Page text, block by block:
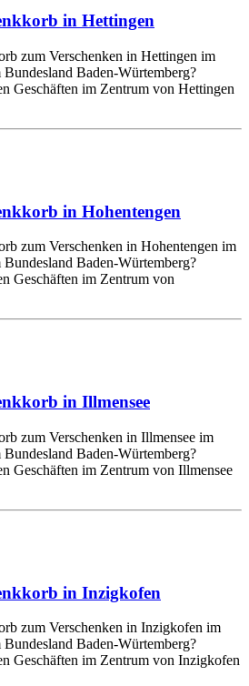
in Hettingen
zum Verschenken in Hettingen im
Baden-Würtemberg?
Geschäften im Zentrum von Hettingen
in Hohentengen
zum Verschenken in Hohentengen im
Baden-Würtemberg?
Geschäften im Zentrum von
in Illmensee
zum Verschenken in Illmensee im
Baden-Würtemberg?
Geschäften im Zentrum von Illmensee
in Inzigkofen
zum Verschenken in Inzigkofen im
Baden-Würtemberg?
Geschäften im Zentrum von Inzigkofen